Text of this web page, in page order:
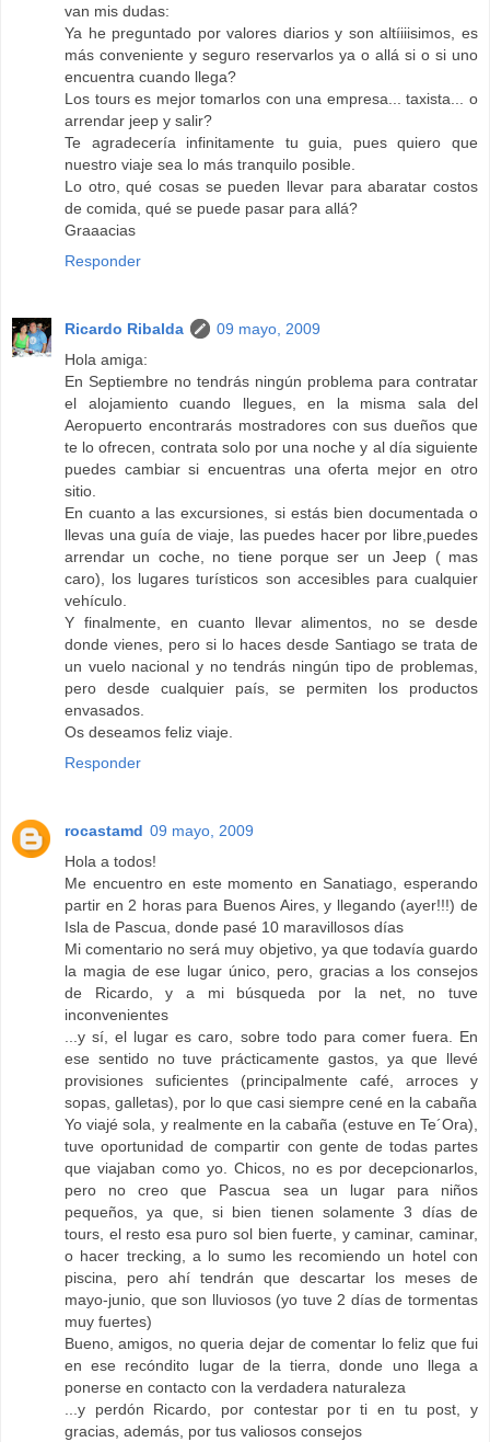
van mis dudas:
Ya he preguntado por valores diarios y son altíiiisimos, es
más conveniente y seguro reservarlos ya o allá si o si uno
encuentra cuando llega?
Los tours es mejor tomarlos con una empresa... taxista... o
arrendar jeep y salir?
Te agradecería infinitamente tu guia, pues quiero que
nuestro viaje sea lo más tranquilo posible.
Lo otro, qué cosas se pueden llevar para abaratar costos
de comida, qué se puede pasar para allá?
Graaacias
Responder
Ricardo Ribalda
09 mayo, 2009
Hola amiga:
En Septiembre no tendrás ningún problema para contratar
el alojamiento cuando llegues, en la misma sala del
Aeropuerto encontrarás mostradores con sus dueños que
te lo ofrecen, contrata solo por una noche y al día siguiente
puedes cambiar si encuentras una oferta mejor en otro
sitio.
En cuanto a las excursiones, si estás bien documentada o
llevas una guía de viaje, las puedes hacer por libre,puedes
arrendar un coche, no tiene porque ser un Jeep ( mas
caro), los lugares turísticos son accesibles para cualquier
vehículo.
Y finalmente, en cuanto llevar alimentos, no se desde
donde vienes, pero si lo haces desde Santiago se trata de
un vuelo nacional y no tendrás ningún tipo de problemas,
pero desde cualquier país, se permiten los productos
envasados.
Os deseamos feliz viaje.
Responder
rocastamd 09 mayo, 2009
Hola a todos!
Me encuentro en este momento en Sanatiago, esperando
partir en 2 horas para Buenos Aires, y llegando (ayer!!!) de
Isla de Pascua, donde pasé 10 maravillosos días
Mi comentario no será muy objetivo, ya que todavía guardo
la magia de ese lugar único, pero, gracias a los consejos
de Ricardo, y a mi búsqueda por la net, no tuve
inconvenientes
...y sí, el lugar es caro, sobre todo para comer fuera. En
ese sentido no tuve prácticamente gastos, ya que llevé
provisiones suficientes (principalmente café, arroces y
sopas, galletas), por lo que casi siempre cené en la cabaña
Yo viajé sola, y realmente en la cabaña (estuve en Te´Ora),
tuve oportunidad de compartir con gente de todas partes
que viajaban como yo. Chicos, no es por decepcionarlos,
pero no creo que Pascua sea un lugar para niños
pequeños, ya que, si bien tienen solamente 3 días de
tours, el resto esa puro sol bien fuerte, y caminar, caminar,
o hacer trecking, a lo sumo les recomiendo un hotel con
piscina, pero ahí tendrán que descartar los meses de
mayo-junio, que son lluviosos (yo tuve 2 días de tormentas
muy fuertes)
Bueno, amigos, no queria dejar de comentar lo feliz que fui
en ese recóndito lugar de la tierra, donde uno llega a
ponerse en contacto con la verdadera naturaleza
...y perdón Ricardo, por contestar por ti en tu post, y
gracias, además, por tus valiosos consejos